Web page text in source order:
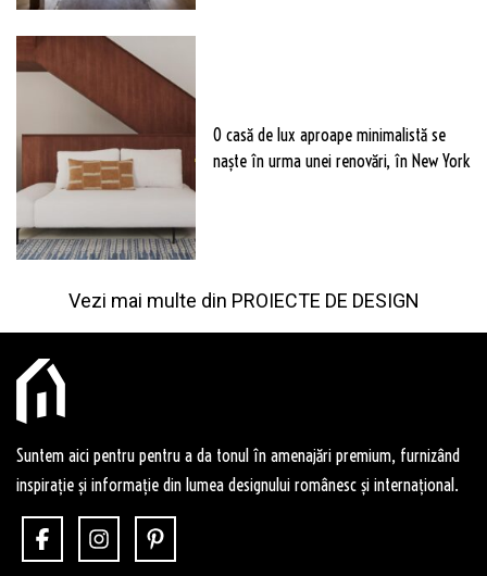
O casă de lux aproape minimalistă se
naște în urma unei renovări, în New York
Vezi mai multe din PROIECTE DE DESIGN
Suntem aici pentru pentru a da tonul în amenajări premium, furnizând
inspirație și informație din lumea designului românesc și internațional.